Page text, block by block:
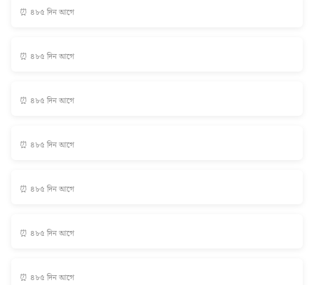
⏰ ৪৮৫ দিন আগে
⏰ ৪৮৫ দিন আগে
⏰ ৪৮৫ দিন আগে
⏰ ৪৮৫ দিন আগে
⏰ ৪৮৫ দিন আগে
⏰ ৪৮৫ দিন আগে
⏰ ৪৮৫ দিন আগে